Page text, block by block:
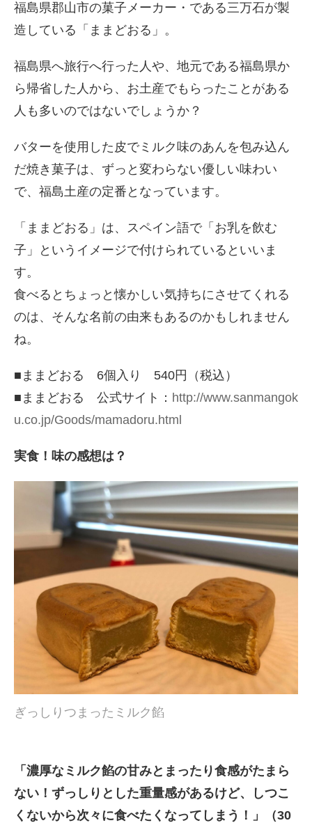
福島県郡山市の菓子メーカー・である三万石が製
造している「ままどおる」。
福島県へ旅行へ行った人や、地元である福島県か
ら帰省した人から、お土産でもらったことがある
人も多いのではないでしょうか？
バターを使用した皮でミルク味のあんを包み込ん
だ焼き菓子は、ずっと変わらない優しい味わい
で、福島土産の定番となっています。
「ままどおる」は、スペイン語で「お乳を飲む
子」というイメージで付けられているといいま
す。
食べるとちょっと懐かしい気持ちにさせてくれる
のは、そんな名前の由来もあるのかもしれません
ね。
■ままどおる 6個入り 540円（税込）
■ままどおる 公式サイト： http://www.sanmangok
u.co.jp/Goods/mamadoru.html
実食！味の感想は？
ぎっしりつまったミルク餡
「濃厚なミルク餡の甘みとまったり食感がたまら
ない！ずっしりとした重量感があるけど、しつこ
くないから次々に食べたくなってしまう！」（30